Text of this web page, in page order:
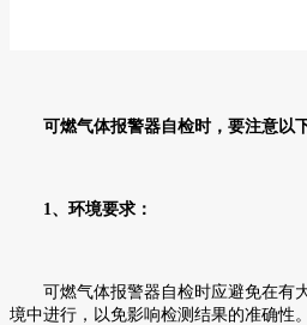
可燃气体报警器自检时，要注意以下
1、环境要求：
可燃气体报警器自检时应避免在有大
境中进行，以免影响检测结果的准确性